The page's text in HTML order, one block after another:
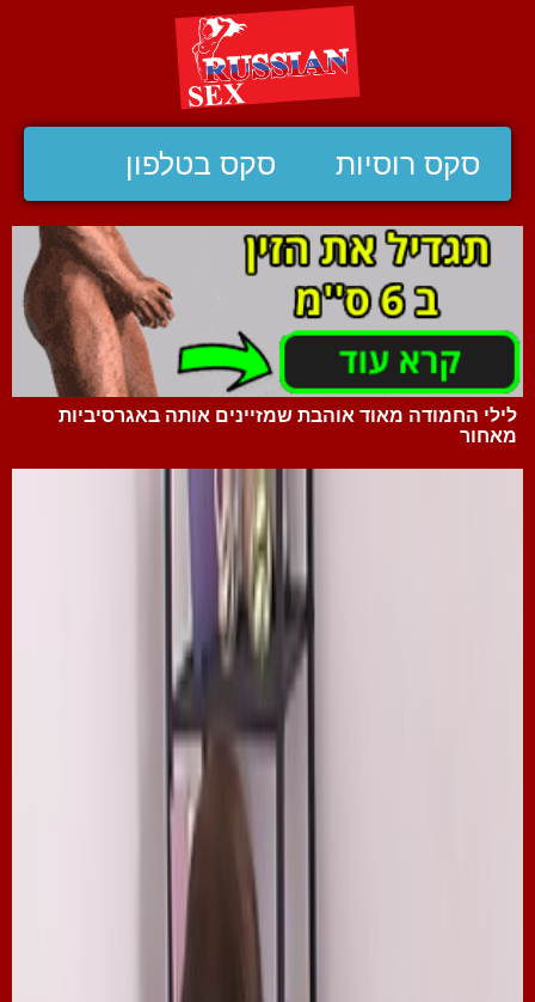
סקס רוסיות סקס בטלפון
לילי החמודה מאוד אוהבת שמזיינים אותה באגרסיביות
מאחור